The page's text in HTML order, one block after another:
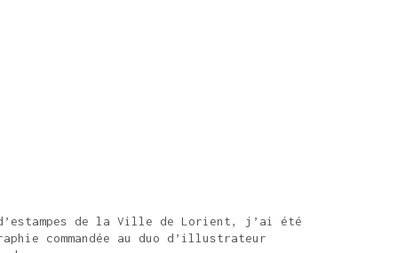
d’estampes de la Ville de Lorient, j’ai été
commandée au duo d’illustrateur